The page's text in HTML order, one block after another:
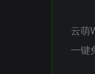
云萌
一键